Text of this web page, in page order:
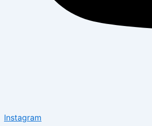
Instagram